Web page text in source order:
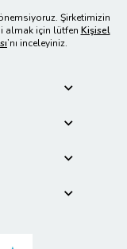
Şirketimizin
almak için lütfen Kişisel
’nı inceleyiniz.